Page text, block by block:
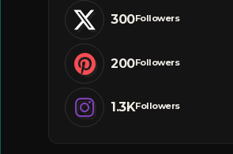
300Followers
200Followers
1.3KFollowers